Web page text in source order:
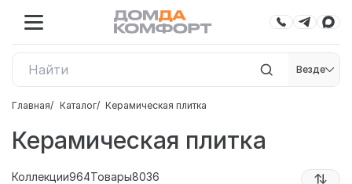
Везде
Главная Каталог Керамическая плитка
Керамическая плитка
Коллекции964Товары8036